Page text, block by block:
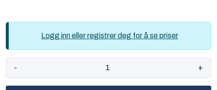
Logg inn eller registrer deg for å se priser
- +